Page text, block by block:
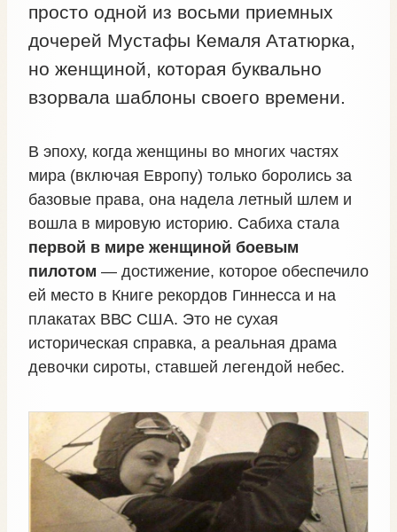
просто одной из восьми приемных
дочерей Мустафы Кемаля Ататюрка,
но женщиной, которая буквально
взорвала шаблоны своего времени.
В эпоху, когда женщины во многих частях
мира (включая Европу) только боролись за
базовые права, она надела летный шлем и
вошла в мировую историю. Сабиха стала
первой в мире женщиной боевым
пилотом — достижение, которое обеспечило
ей место в Книге рекордов Гиннесса и на
плакатах ВВС США. Это не сухая
историческая справка, а реальная драма
девочки сироты, ставшей легендой небес.